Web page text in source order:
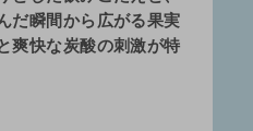
だ瞬間から広がる果実
爽快な炭酸の刺激が特